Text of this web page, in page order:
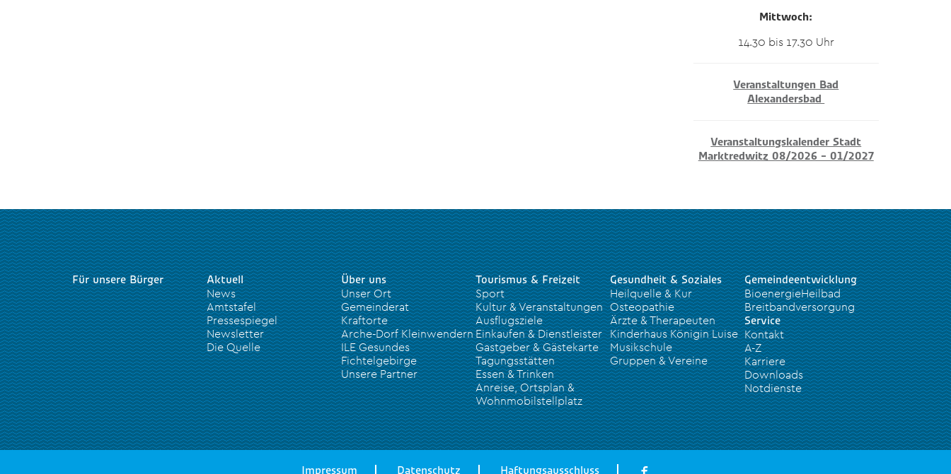
Mittwoch:
14.30 bis 17.30 Uhr
Veranstaltungen Bad
Alexandersbad
Veranstaltungskalender Stadt
Marktredwitz 08/2026 – 01/2027
Für unsere Bürger
Aktuell
News
Amtstafel
Pressespiegel
Newsletter
Die Quelle
Über uns
Unser Ort
Gemeinderat
Kraftorte
Arche-Dorf Kleinwendern
ILE Gesundes
Fichtelgebirge
Unsere Partner
Tourismus & Freizeit
Sport
Kultur & Veranstaltungen
Ausflugsziele
Einkaufen & Dienstleister
Gastgeber & Gästekarte
Tagungsstätten
Essen & Trinken
Anreise, Ortsplan &
Wohnmobilstellplatz
Gesundheit & Soziales
Heilquelle & Kur
Osteopathie
Ärzte & Therapeuten
Kinderhaus Königin Luise
Musikschule
Gruppen & Vereine
Gemeindeentwicklung
BioenergieHeilbad
Breitbandversorgung
Service
Kontakt
A-Z
Karriere
Downloads
Notdienste
Impressum Datenschutz Haftungsausschluss